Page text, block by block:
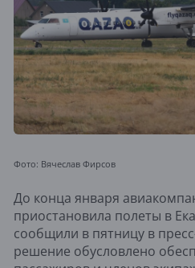
Фото: Вячеслав Фирсов
До конца января
приостановила полеты в
сообщили в пятницу в
решение обусловлено